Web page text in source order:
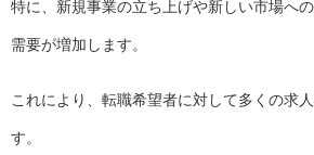
特に、新規事業の立ち上げや新しい市場へ
需要が増加します。
これにより、転職希望者に対して多くの求
す。